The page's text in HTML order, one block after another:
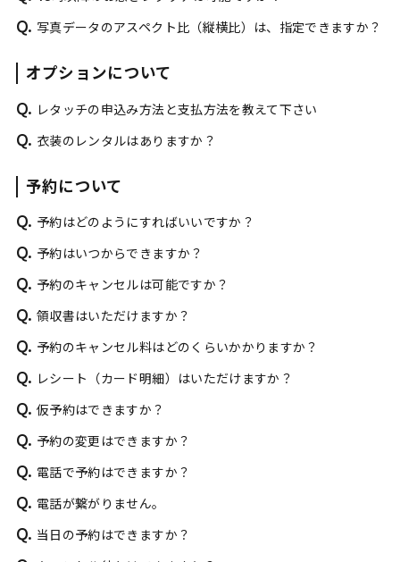
Q. 写真データのアスペクト比（縦横比）は、指定できますか？
オプションについて
Q. レタッチの申込み方法と支払方法を教えて下さい
Q. 衣装のレンタルはありますか？
予約について
Q. 予約はどのようにすればいいですか？
Q. 予約はいつからできますか？
Q. 予約のキャンセルは可能ですか？
Q. 領収書はいただけますか？
Q. 予約のキャンセル料はどのくらいかかりますか？
Q. レシート（カード明細）はいただけますか？
Q. 仮予約はできますか？
Q. 予約の変更はできますか？
Q. 電話で予約はできますか？
Q. 電話が繋がりません。
Q. 当日の予約はできますか？